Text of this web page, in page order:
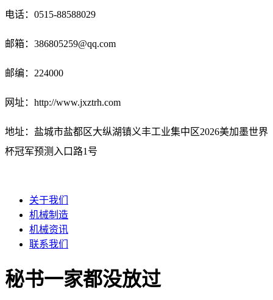
电话： 0515-88588029
邮箱： 386805259@qq.com
邮编：224000
网址：http://www.jxztrh.com
地址：盐城市盐都区大纵湖镇义丰工业集中区2026美加墨世界
杯冠军预测入口路1号
关于我们
机械制造
机械资讯
联系我们
秘书一家都没放过